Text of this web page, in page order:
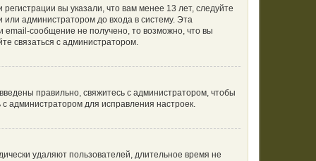
вы указали, что вам менее 13 лет, следуйте
администратором до входа в систему. Эта
сообщение не получено, то возможно, что вы
связаться с администратором.
правильно, свяжитесь с администратором, чтобы
администратором для исправления настроек.
удаляют пользователей, длительное время не